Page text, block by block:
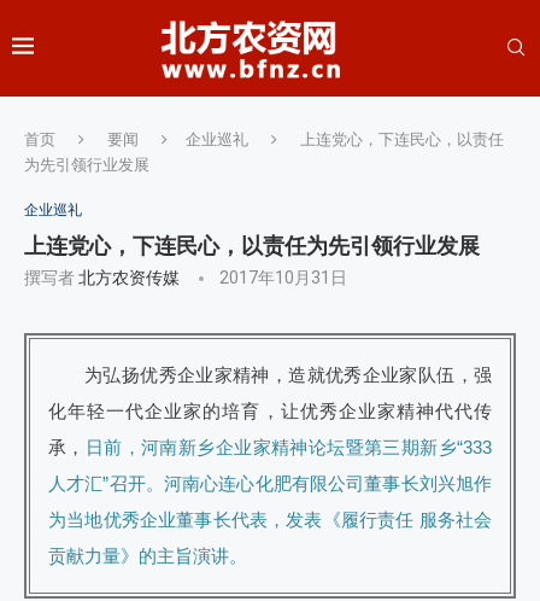
首页 要闻 企业巡礼
上连党心，下连民心，以责任
为先引领行业发展
企业巡礼
上连党心，下连民心，以责任为先引领行业发展
撰写者北方农资传媒 2017年10月31日
为弘扬优秀企业家精神，造就优秀企业家队伍，强
化年轻一代企业家的培育，让优秀企业家精神代代传
承， 日前，河南新乡企业家精神论坛暨第三期新乡“333
人才汇”召开。河南心连心化肥有限公司董事长刘兴旭作
为当地优秀企业董事长代表，发表《履行责任 服务社会
贡献力量》的主旨演讲。